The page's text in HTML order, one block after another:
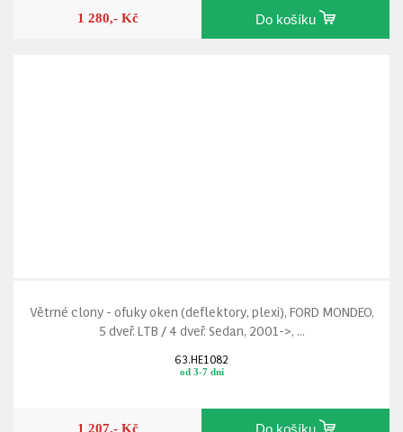
1 280,- Kč Do košíku
Větrné clony - ofuky oken (deflektory, plexi), FORD MONDEO,
5 dveř. LTB / 4 dveř. Sedan, 2001->, ...
63.HE1082
od 3-7 dní
1 207,- Kč